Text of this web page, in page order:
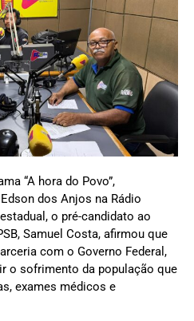
“A hora do Povo”,
dos Anjos na Rádio
o pré-candidato ao
Samuel Costa, afirmou que
com o Governo Federal,
o sofrimento da população que
exames médicos e